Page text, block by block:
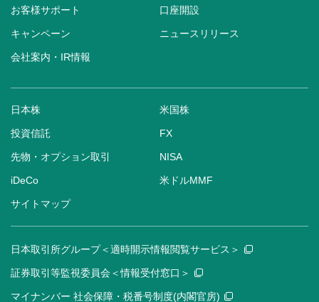
お客様サポート 口座開設
キャンペーン ニュースリリース
会社案内・IR情報
日本株 米国株
投資信託 FX
先物・オプション取引 NISA
iDeCo 米ドルMMF
サイトマップ
日本取引所グループ＜適時開示情報閲覧サービス＞
証券取引等監視委員会＜情報受付窓口＞
マイナンバー 社会保障・税番号制度(内閣官房)